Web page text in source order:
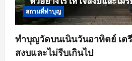
สถานที่ทำบุญ
ทำบุญวัดบนเนินวันอาทิตย์ เต
สงบและไม่รีบเกินไป